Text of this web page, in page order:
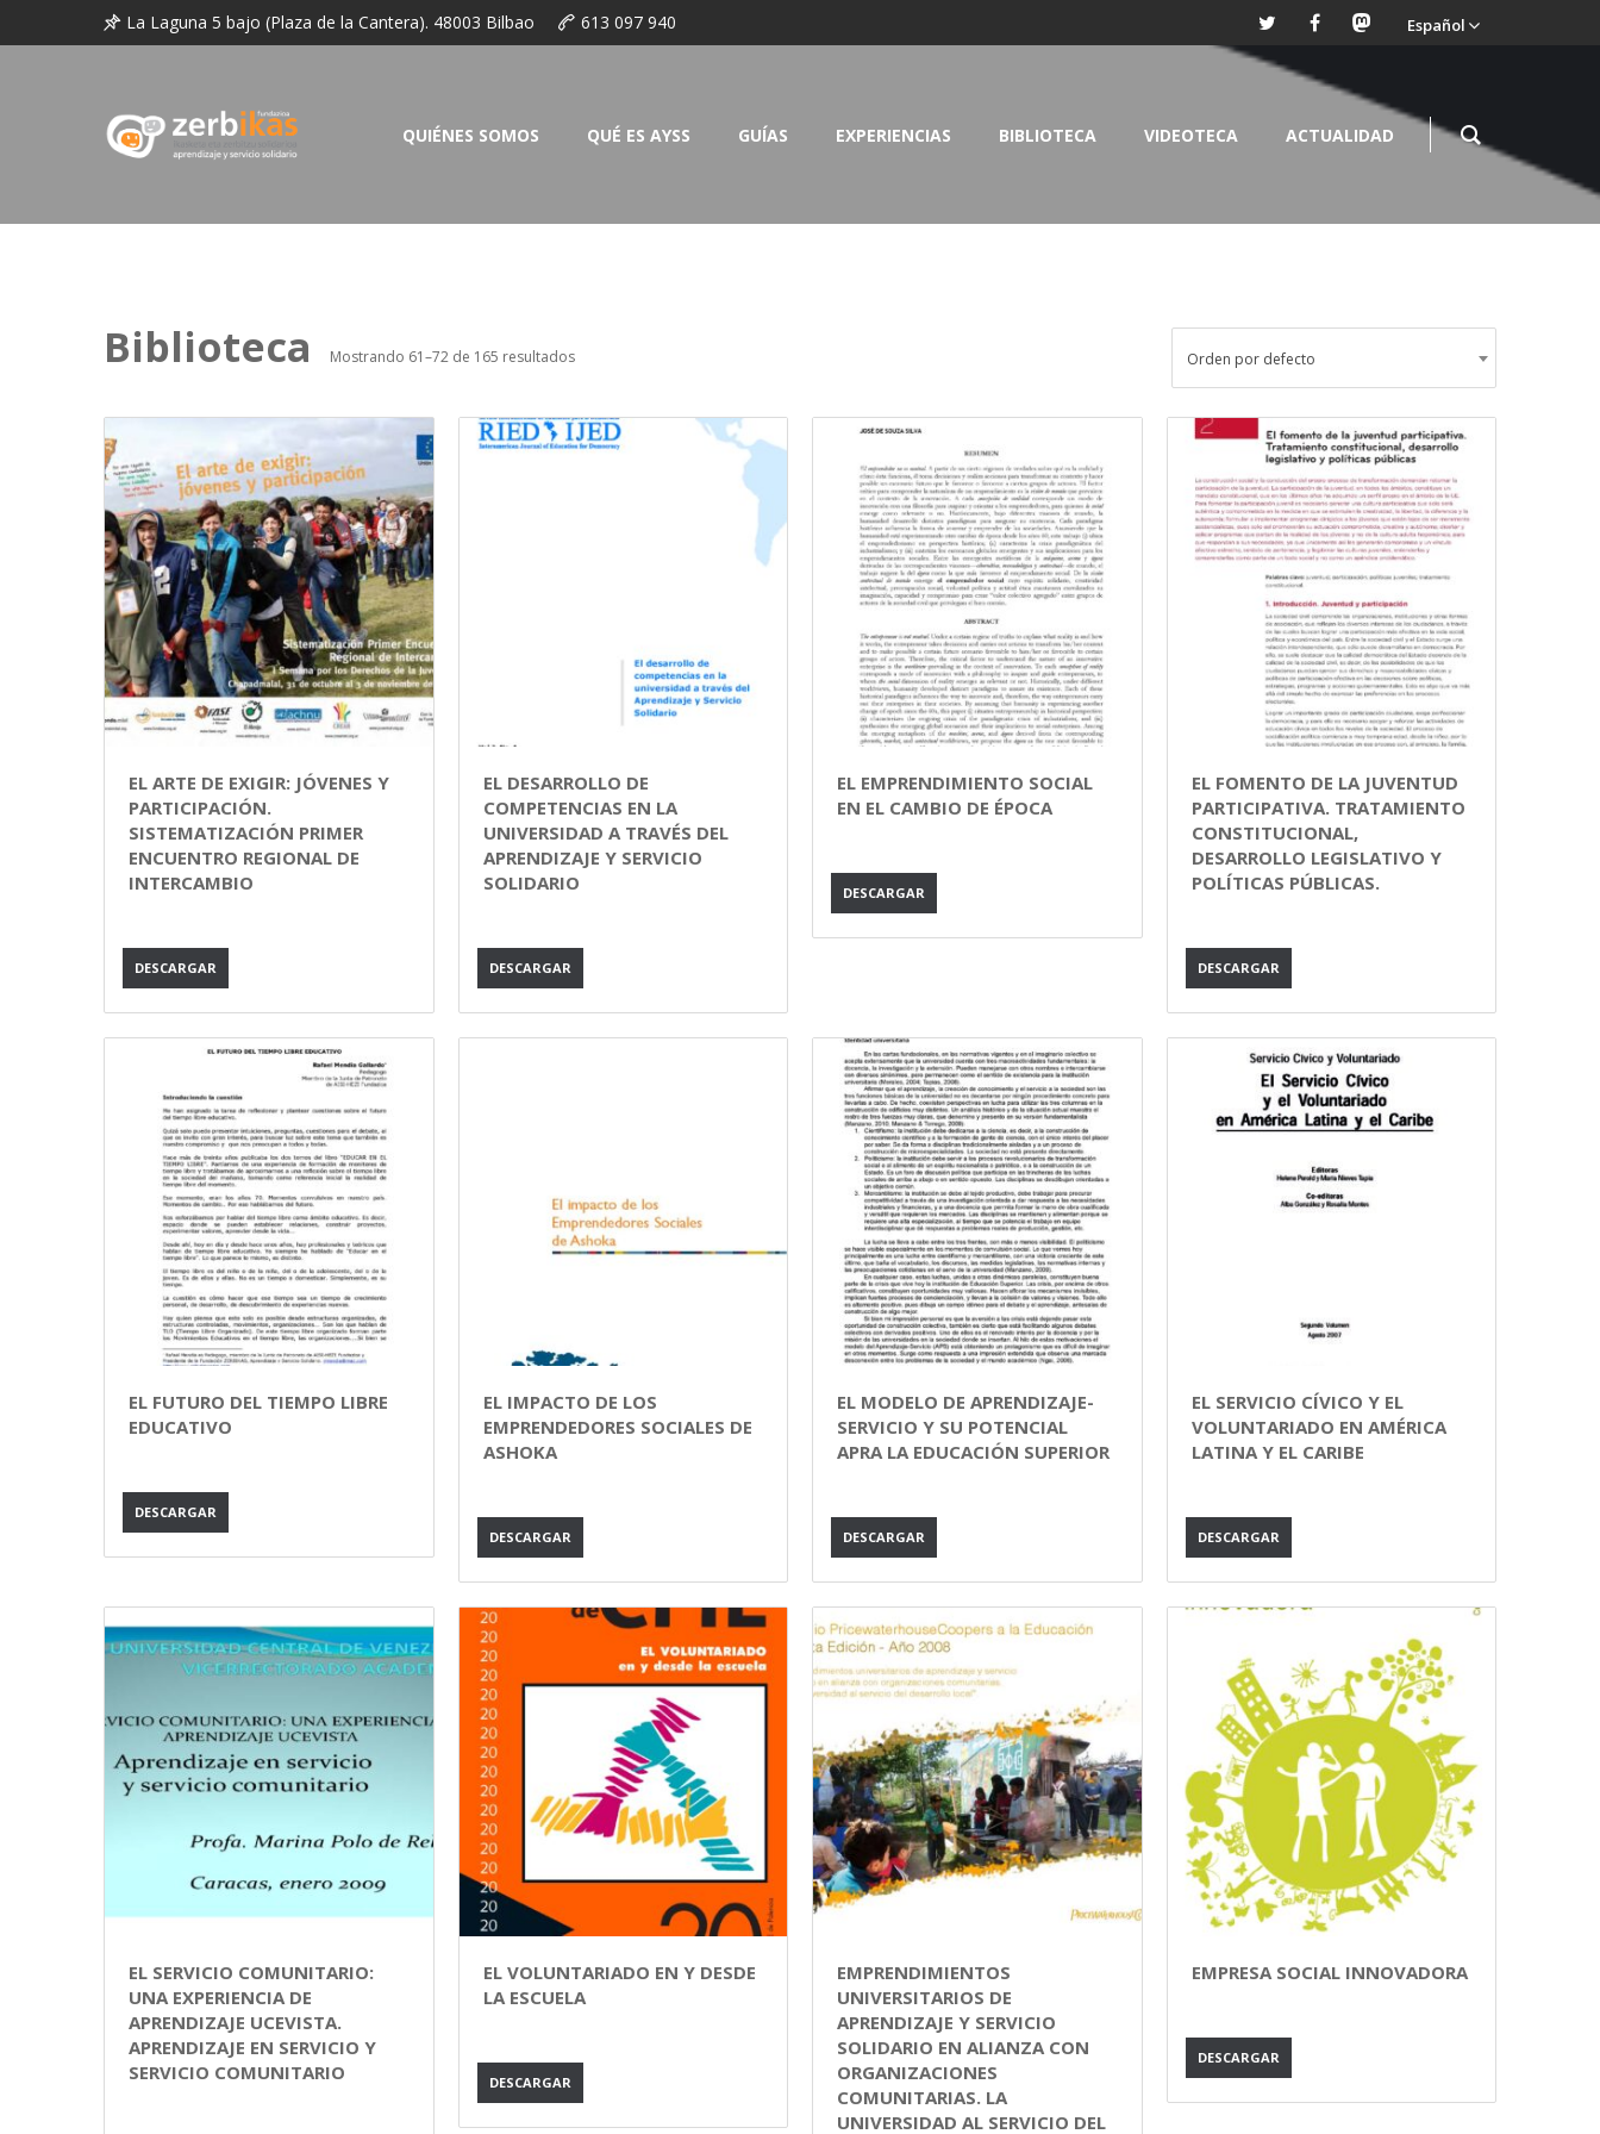
La Laguna 5 bajo (Plaza de la Cantera). 48003 Bilbao 613 097 940 Español
QUIÉNES SOMOS QUÉ ES AYSS GUÍAS EXPERIENCIAS BIBLIOTECA VIDEOTECA ACTUALIDAD
Biblioteca Mostrando 61–72 de 165 resultados Orden por defecto
EL ARTE DE EXIGIR: JÓVENES Y
PARTICIPACIÓN.
SISTEMATIZACIÓN PRIMER
ENCUENTRO REGIONAL DE
INTERCAMBIO
DESCARGAR
EL DESARROLLO DE
COMPETENCIAS EN LA
UNIVERSIDAD A TRAVÉS DEL
APRENDIZAJE Y SERVICIO
SOLIDARIO
DESCARGAR
EL EMPRENDIMIENTO SOCIAL
EN EL CAMBIO DE ÉPOCA
DESCARGAR
EL FOMENTO DE LA JUVENTUD
PARTICIPATIVA. TRATAMIENTO
CONSTITUCIONAL,
DESARROLLO LEGISLATIVO Y
POLÍTICAS PÚBLICAS.
DESCARGAR
EL FUTURO DEL TIEMPO LIBRE
EDUCATIVO
DESCARGAR
EL IMPACTO DE LOS
EMPRENDEDORES SOCIALES DE
ASHOKA
DESCARGAR
EL MODELO DE APRENDIZAJE-
SERVICIO Y SU POTENCIAL
APRA LA EDUCACIÓN SUPERIOR
DESCARGAR
EL SERVICIO CÍVICO Y EL
VOLUNTARIADO EN AMÉRICA
LATINA Y EL CARIBE
DESCARGAR
EL SERVICIO COMUNITARIO:
UNA EXPERIENCIA DE
APRENDIZAJE UCEVISTA.
APRENDIZAJE EN SERVICIO Y
SERVICIO COMUNITARIO
EL VOLUNTARIADO EN Y DESDE
LA ESCUELA
DESCARGAR
EMPRENDIMIENTOS
UNIVERSITARIOS DE
APRENDIZAJE Y SERVICIO
SOLIDARIO EN ALIANZA CON
ORGANIZACIONES
COMUNITARIAS. LA
UNIVERSIDAD AL SERVICIO DEL
EMPRESA SOCIAL INNOVADORA
DESCARGAR